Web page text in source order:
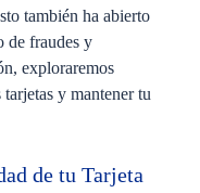
también ha abierto
de fraudes y
exploraremos
y mantener tu
de tu Tarjeta